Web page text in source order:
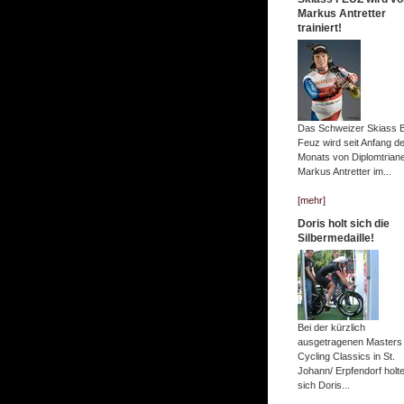
Markus Antretter
trainiert!
Das Schweizer Skiass
Feuz wird seit Anfang
Monats von
Markus Antretter im...
[mehr]
Doris holt sich die
Silbermedaille!
Bei der kürzlich
ausgetragenen Masters
Cycling Classics in St.
Johann/ Erpfendorf holte
sich Doris...